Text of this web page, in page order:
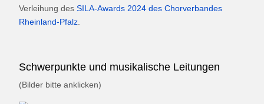
Verleihung des SILA-Awards 2024 des Chorverbandes
Rheinland-Pfalz
Schwerpunkte und musikalische Leitungen
(Bilder bitte anklicken)